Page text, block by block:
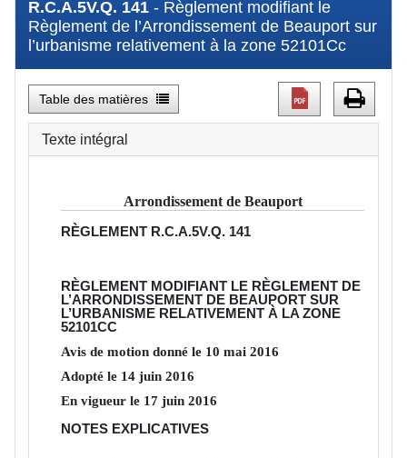
R.C.A.5V.Q. 141 - Règlement modifiant le
Règlement de l’Arrondissement de Beauport sur
l’urbanisme relativement à la zone 52101Cc
Table des matières
Texte intégral
Arrondissement de Beauport
RÈGLEMENT R.C.A.5V.Q. 141
RÈGLEMENT MODIFIANT LE RÈGLEMENT DE
L’ARRONDISSEMENT DE BEAUPORT SUR
L’URBANISME RELATIVEMENT À LA ZONE
52101CC
Avis de motion donné le 10mai2016
Adopté le 14juin2016
En vigueur le 17juin2016
NOTES EXPLICATIVES